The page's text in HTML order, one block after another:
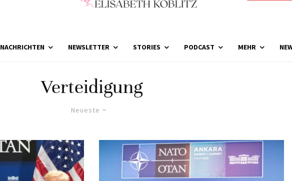
NACHRICHTEN NEWSLETTER STORIES PODCAST MEHR
Verteidigung
Neueste